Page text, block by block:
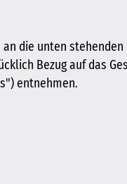
die unten
Bezug auf das
entnehmen.